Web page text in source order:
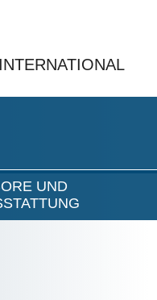
INTERNATIONAL
UND